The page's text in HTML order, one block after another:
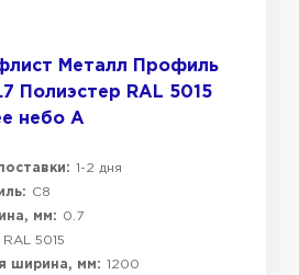
Металл Профиль
Полиэстер RAL 5015
небо A
1-2 дня
C8
мм:
0.7
RAL 5015
ширина, мм: 1200